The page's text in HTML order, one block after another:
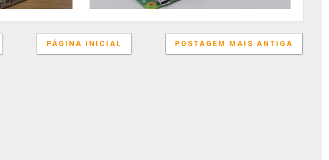
POSTAGEM MAIS ANTIGA
PÁGINA INICIAL